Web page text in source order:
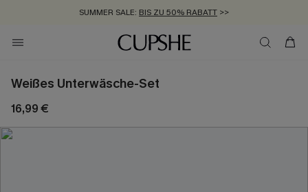
SUMMER SALE: BIS ZU 50% RABATT >>
ZUM NEWSLETTER:BIS ZU -20% EXTRA ERHALTEN
KOSTENLOSER VERSAND AB 89 €
Weißes Unterwäsche-Set
16,99 €